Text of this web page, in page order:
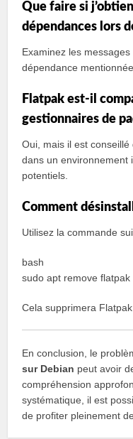
Que faire si
dépendances lors
Examinez les
dépendance
Flatpak est-il
gestionnaires de
Oui, mais il est conseillé
dans un environnement
potentiels.
Comment
Utilisez la commande
bash
sudo apt remove flatpak
Cela supprimera
En conclusion, le
sur Debian peut avoir
compréhension
systématique, il est
de profiter pleinement